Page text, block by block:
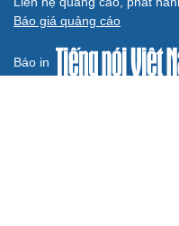
Báo giá quảng cáo
Báo in